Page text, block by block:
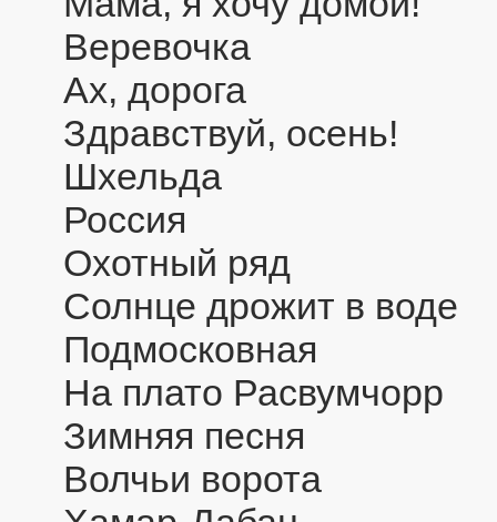
Веревочка
Ах, дорога
Здравствуй, осень!
Шхельда
Россия
Охотный ряд
Солнце дрожит в воде
Подмосковная
На плато Расвумчорр
Зимняя песня
Волчьи ворота